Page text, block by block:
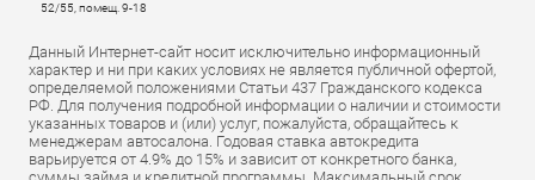
52/55, помещ. 9-18
Данный Интернет-сайт носит исключительно информационный
характер и ни при каких условиях не является публичной офертой,
определяемой положениями Статьи 437 Гражданского кодекса
РФ. Для получения подробной информации о наличии и стоимости
указанных товаров и (или) услуг, пожалуйста, обращайтесь к
менеджерам автосалона. Годовая ставка автокредита
варьируется от 4.9% до 15% и зависит от конкретного банка,